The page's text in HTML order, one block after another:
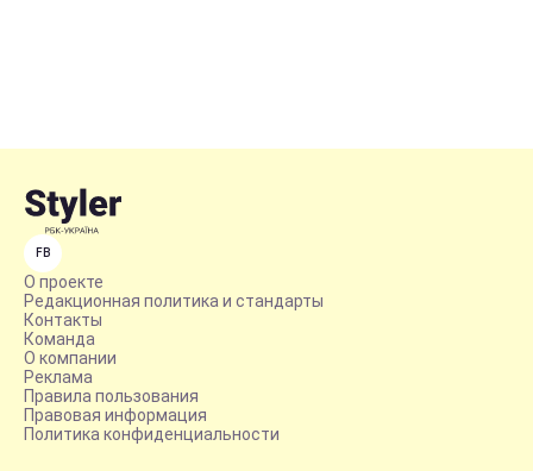
FB
О проекте
Редакционная политика и стандарты
Контакты
Команда
О компании
Реклама
Правила пользования
Правовая информация
Политика конфиденциальности